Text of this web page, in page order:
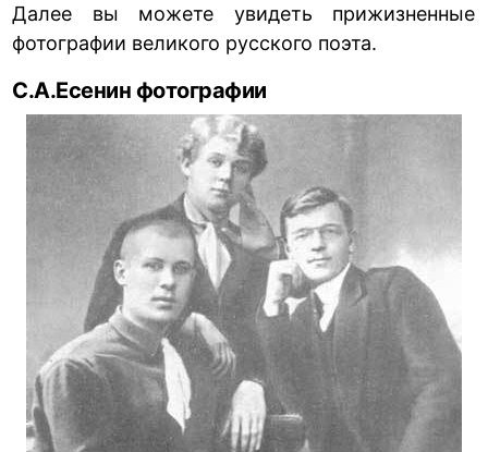
Далее вы можете увидеть прижизненные
фотографии великого русского поэта.
С.А.Есенин фотографии